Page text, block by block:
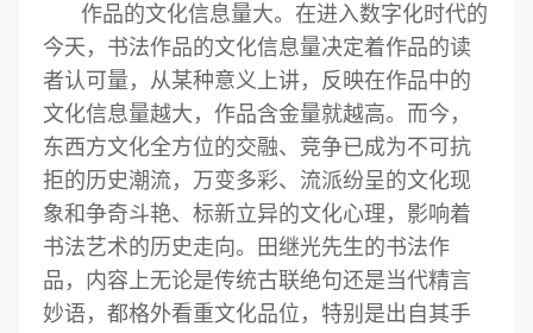
作品的文化信息量大。在进入数字化时代的
今天，书法作品的文化信息量决定着作品的读
者认可量，从某种意义上讲，反映在作品中的
文化信息量越大，作品含金量就越高。而今，
东西方文化全方位的交融、竞争已成为不可抗
拒的历史潮流，万变多彩、流派纷呈的文化现
象和争奇斗艳、标新立异的文化心理，影响着
书法艺术的历史走向。田继光先生的书法作
品，内容上无论是传统古联绝句还是当代精言
妙语，都格外看重文化品位，特别是出自其手